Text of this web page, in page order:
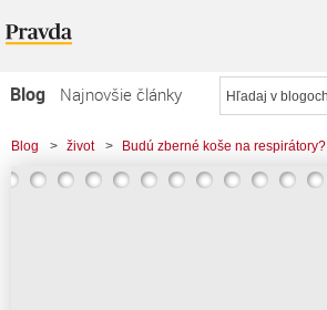
Blog
Najnovšie články
Najčítanejšie články
Najkomentovanejšie články
Blog > život > Budú zberné koše na respirátory?